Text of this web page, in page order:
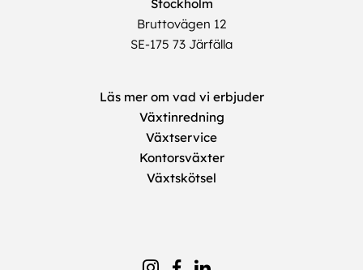
Stockholm
Bruttovägen 12
SE-175 73 Järfälla
Läs mer om vad vi erbjuder
Växtinredning
Växtservice
Kontorsväxter
Växtskötsel